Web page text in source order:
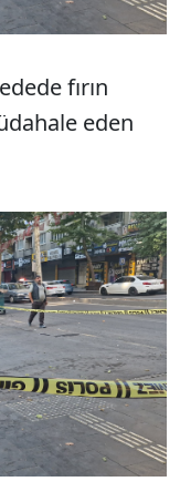
fırın
eden